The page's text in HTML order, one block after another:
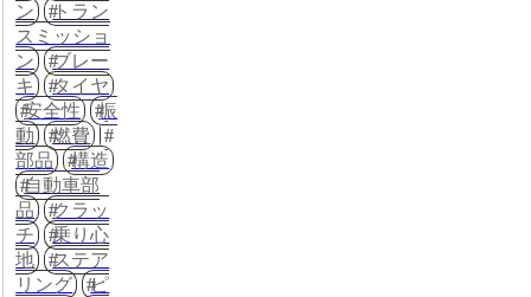
ン
トラン
スミッショ
ン
ブレー
キ
タイヤ
安全性
振
動
燃費
部品
構造
自動車部
品
クラッ
チ
乗り心
地
ステア
リング
ピ